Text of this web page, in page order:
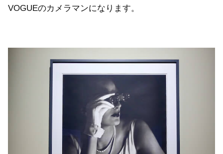
VOGUEのカメラマンになります。